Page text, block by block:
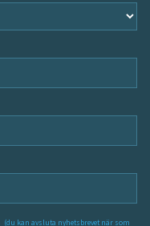
(du kan avsluta nyhetsbrevet när som